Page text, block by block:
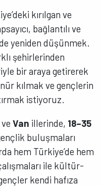
kırılgan ve
bağlantılı ve
yeniden düşünmek.
şehirlerinden
bir araya getirerek
kılmak ve gençlerin
istiyoruz.
veVan illerinde, 18–35
buluşmaları
hem Türkiye’de hem
ile kültür-
kendi hafıza